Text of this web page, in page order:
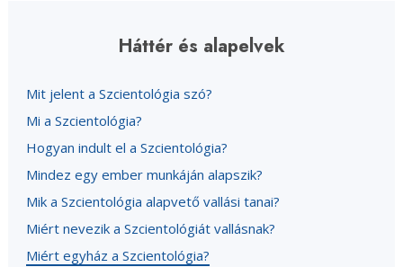
Háttér és alapelvek
Mit jelent a Szcientológia szó?
Mi a Szcientológia?
Hogyan indult el a Szcientológia?
Mindez egy ember munkáján alapszik?
Mik a Szcientológia alapvető vallási tanai?
Miért nevezik a Szcientológiát vallásnak?
Miért egyház a Szcientológia?